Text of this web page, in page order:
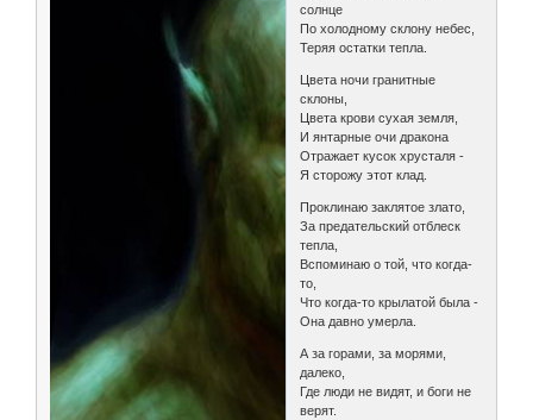
солнце
По холодному склону небес,
Теряя остатки тепла.
Цвета ночи гранитные
склоны,
Цвета крови сухая земля,
И янтарные очи дракона
Отражает кусок хрусталя -
Я сторожу этот клад.
Проклинаю заклятое злато,
За предательский отблеск
тепла,
Вспоминаю о той, что когда-
то,
Что когда-то крылатой была -
Она давно умерла.
А за горами, за морями,
далеко,
Где люди не видят, и боги не
верят.